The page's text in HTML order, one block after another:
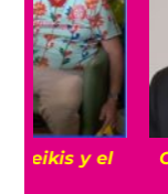
Cíclope: Kit
‘X-Men’